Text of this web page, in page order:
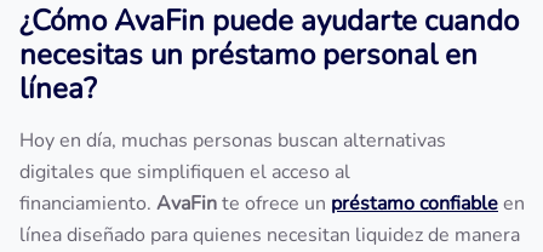
¿Cómo AvaFin puede ayudarte cuando
necesitas un préstamo personal en
línea?
Hoy en día, muchas personas buscan alternativas
digitales que simplifiquen el acceso al
financiamiento. AvaFinte ofrece un préstamo confiableen
línea diseñado para quienes necesitan liquidez de manera